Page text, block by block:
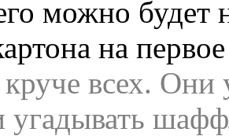
можно будет
на
всех. Они
угадывать